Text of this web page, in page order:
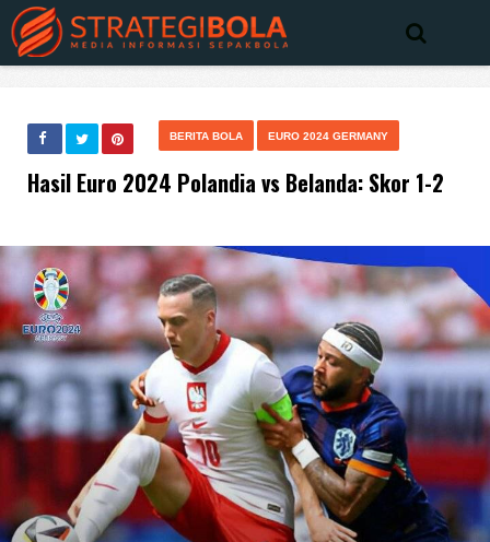
BERITA BOLA EURO 2024 GERMANY
Hasil Euro 2024 Polandia vs Belanda: Skor 1-2